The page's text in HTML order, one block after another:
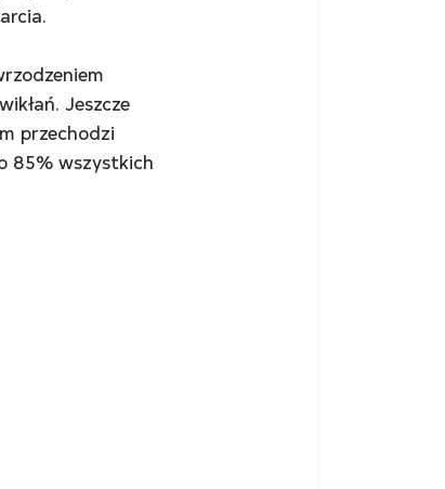
Jeszcze
przechodzi
85% wszystkich